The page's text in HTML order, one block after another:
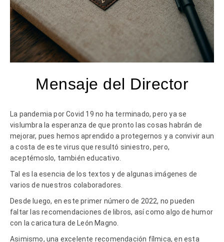
Mensaje del Director
La pandemia por Covid 19 no ha terminado, pero ya se
vislumbra la esperanza de que pronto las cosas habrán de
mejorar, pues hemos aprendido a protegernos y a convivir aun
a costa de este virus que resultó siniestro, pero,
aceptémoslo, también educativo.
Tal es la esencia de los textos y de algunas imágenes de
varios de nuestros colaboradores.
Desde luego, en este primer número de 2022, no pueden
faltar las recomendaciones de libros, así como algo de humor
con la caricatura de León Magno.
Asimismo, una excelente recomendación fílmica, en esta